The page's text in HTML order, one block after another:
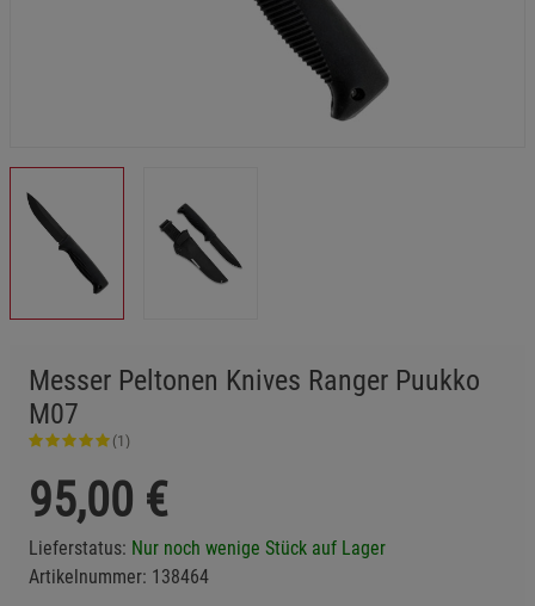
Messer Peltonen Knives Ranger Puukko
M07
(1)
95,00 €
Lieferstatus: Nur noch wenige Stück auf Lager
Artikelnummer: 138464